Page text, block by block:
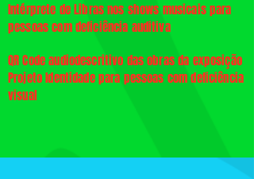
Intérprete de Libras nos shows musicais para
pessoas com deficiência auditiva
QR Code audiodescritivo das obras da exposição
Projeto Identidade para pessoas com deficiência
visual